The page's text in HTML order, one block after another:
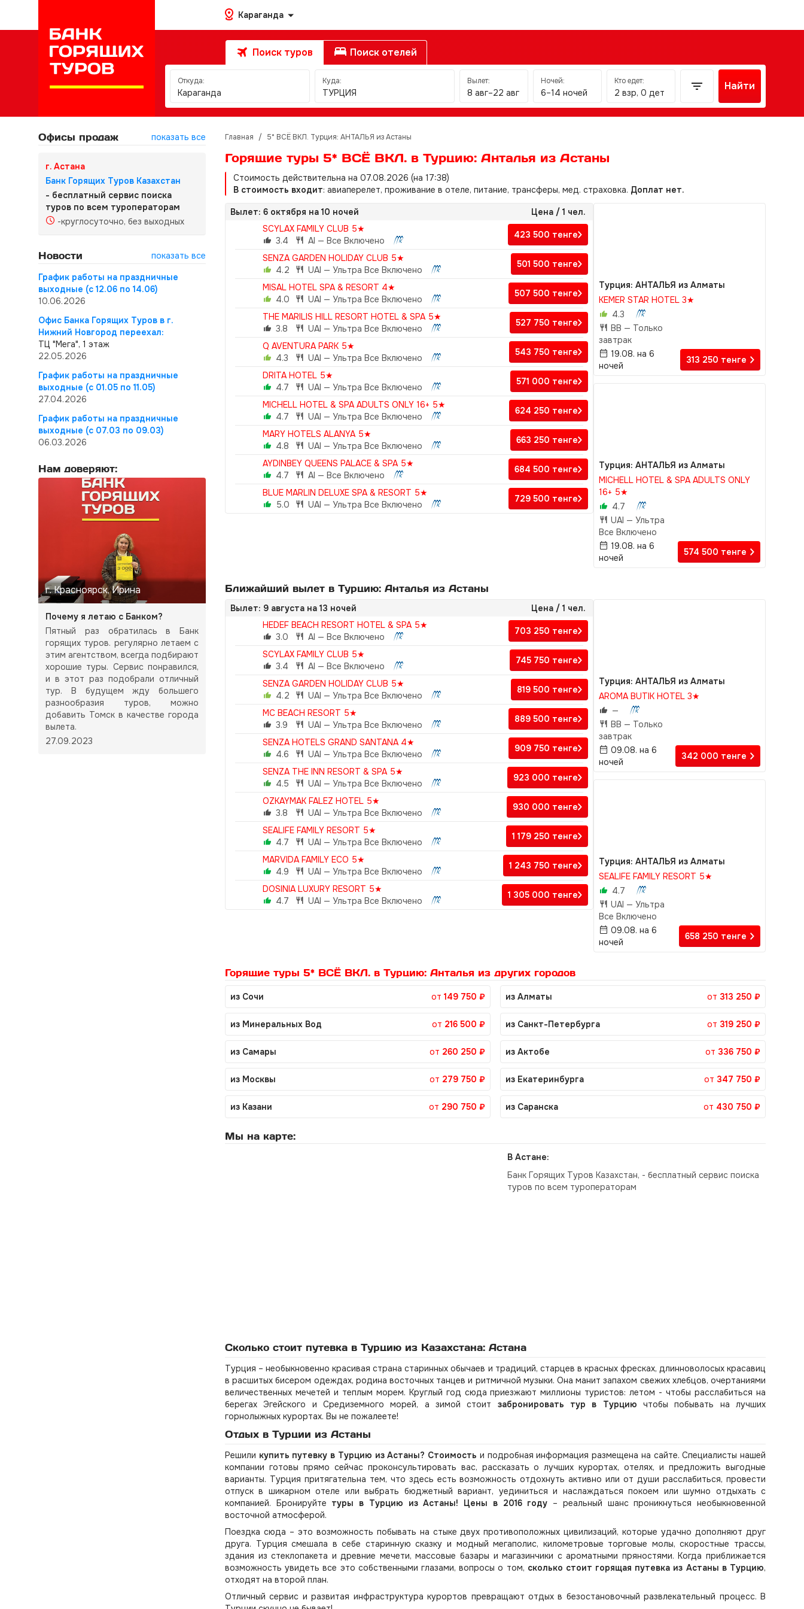
Караганда
Поиск туров Поиск отелей
Откуда:
Караганда
Куда:
ТУРЦИЯ
Вылет:
8 авг–22 авг
Ночей:
6–14 ночей
Кто едет:
2 взр, 0 дет
Найти
Офисы продаж показать все
г. Астана
Банк Горящих Туров Казахстан
- бесплатный сервис поиска
туров по всем туроператорам
-круглосуточно, без выходных
Новости
показать все
График работы на праздничные
выходные (с 12.06 по 14.06)
10.06.2026
Офис Банка Горящих Туров в г.
Нижний Новгород переехал:
ТЦ "Мега", 1 этаж
22.05.2026
График работы на праздничные
выходные (с 01.05 по 11.05)
27.04.2026
График работы на праздничные
выходные (с 07.03 по 09.03)
06.03.2026
Нам доверяют:
г. Красноярск, Ирина
Почему я летаю с Банком?
Пятный раз обратилась в Банк
горящих туров. регулярно летаем с
этим агентством, всегда подбирают
хорошие туры. Сервис понравился,
и в этот раз подобрали отличный
тур. В будущем жду большего
разнообразия туров, можно
добавить Томск в качестве города
вылета.
27.09.2023
Главная / 5* ВСЁ ВКЛ. Турция: АНТАЛЬЯ из Астаны
Горящие туры 5* ВСЁ ВКЛ. в Турцию: Анталья из Астаны
Стоимость действительна на 07.08.2026 (на 17:38)
В стоимость входит: авиаперелет, проживание в отеле, питание, трансферы, мед. страховка. Доплат нет.
Вылет: 6 октября на 10 ночей
Цена / 1 чел.
SCYLAX FAMILY CLUB 5★
3.4
AI — Все Включено
423 500 тенге
SENZA GARDEN HOLIDAY CLUB 5★
4.2
UAI — Ультра Все Включено
501 500 тенге
MISAL HOTEL SPA & RESORT 4★
4.0
UAI — Ультра Все Включено
507 500 тенге
THE MARILIS HILL RESORT HOTEL & SPA 5★
3.8
UAI — Ультра Все Включено
527 750 тенге
Q AVENTURA PARK 5★
4.3
UAI — Ультра Все Включено
543 750 тенге
DRITA HOTEL 5★
4.7
UAI — Ультра Все Включено
571 000 тенге
MICHELL HOTEL & SPA ADULTS ONLY 16+ 5★
4.7
UAI — Ультра Все Включено
624 250 тенге
MARY HOTELS ALANYA 5★
4.8
UAI — Ультра Все Включено
663 250 тенге
AYDINBEY QUEENS PALACE & SPA 5★
4.7
AI — Все Включено
684 500 тенге
BLUE MARLIN DELUXE SPA & RESORT 5★
5.0
UAI — Ультра Все Включено
729 500 тенге
Турция: АНТАЛЬЯ из Алматы
KEMER STAR HOTEL 3★
4.3
BB — Только
завтрак
19.08. на 6
ночей
313 250 тенге
Турция: АНТАЛЬЯ из Алматы
MICHELL HOTEL & SPA ADULTS ONLY
16+ 5★
4.7
UAI — Ультра
Все Включено
19.08. на 6
ночей
574 500 тенге
Ближайший вылет в Турцию: Анталья из Астаны
Вылет: 9 августа на 13 ночей
Цена / 1 чел.
HEDEF BEACH RESORT HOTEL & SPA 5★
3.0
AI — Все Включено
703 250 тенге
SCYLAX FAMILY CLUB 5★
3.4
AI — Все Включено
745 750 тенге
SENZA GARDEN HOLIDAY CLUB 5★
4.2
UAI — Ультра Все Включено
819 500 тенге
MC BEACH RESORT 5★
3.9
UAI — Ультра Все Включено
889 500 тенге
SENZA HOTELS GRAND SANTANA 4★
4.6
UAI — Ультра Все Включено
909 750 тенге
SENZA THE INN RESORT & SPA 5★
4.5
UAI — Ультра Все Включено
923 000 тенге
OZKAYMAK FALEZ HOTEL 5★
3.8
UAI — Ультра Все Включено
930 000 тенге
SEALIFE FAMILY RESORT 5★
4.7
UAI — Ультра Все Включено
1 179 250 тенге
MARVIDA FAMILY ECO 5★
4.9
UAI — Ультра Все Включено
1 243 750 тенге
DOSINIA LUXURY RESORT 5★
4.7
UAI — Ультра Все Включено
1 305 000 тенге
Турция: АНТАЛЬЯ из Алматы
AROMA BUTIK HOTEL 3★
—
BB — Только
завтрак
09.08. на 6
ночей
342 000 тенге
Турция: АНТАЛЬЯ из Алматы
SEALIFE FAMILY RESORT 5★
4.7
UAI — Ультра
Все Включено
09.08. на 6
ночей
658 250 тенге
Горящие туры 5* ВСЁ ВКЛ. в Турцию: Анталья из других городов
из Сочи от 149 750 ₽
из Минеральных Вод от 216 500 ₽
из Самары от 260 250 ₽
из Москвы от 279 750 ₽
из Казани от 290 750 ₽
из Алматы от 313 250 ₽
из Санкт-Петербурга от 319 250 ₽
из Актобе от 336 750 ₽
из Екатеринбурга от 347 750 ₽
из Саранска от 430 750 ₽
Мы на карте:
В Астане:
Банк Горящих Туров Казахстан, - бесплатный сервис поиска
туров по всем туроператорам
Сколько стоит путевка в Турцию из Казахстана: Астана
Турция – необыкновенно красивая страна старинных обычаев и традиций, старцев в красных фресках, длинноволосых красавиц
в расшитых бисером одеждах, родина восточных танцев и ритмичной музыки. Она манит запахом свежих хлебцов, очертаниями
величественных мечетей и теплым морем. Круглый год сюда приезжают миллионы туристов: летом - чтобы расслабиться на
берегах Эгейского и Средиземного морей, а зимой стоит забронировать тур в Турцию чтобы побывать на лучших
горнолыжных курортах. Вы не пожалеете!
Отдых в Турции из Астаны
Решили купить путевку в Турцию из Астаны? Стоимость и подробная информация размещена на сайте. Специалисты нашей
компании готовы прямо сейчас проконсультировать вас, рассказать о лучших курортах, отелях, и предложить выгодные
варианты. Турция притягательна тем, что здесь есть возможность отдохнуть активно или от души расслабиться, провести
отпуск в шикарном отеле или выбрать бюджетный вариант, уединиться и наслаждаться покоем или шумно отдыхать с
компанией. Бронируйте туры в Турцию из Астаны! Цены в 2016 году – реальный шанс проникнуться необыкновенной
восточной атмосферой.
Поездка сюда – это возможность побывать на стыке двух противоположных цивилизаций, которые удачно дополняют друг
друга. Турция смешала в себе старинную сказку и модный мегаполис, километровые торговые молы, скоростные трассы,
здания из стеклопакета и древние мечети, массовые базары и магазинчики с ароматными пряностями. Когда приближается
возможность увидеть все это собственными глазами, вопросы о том, сколько стоит горящая путевка из Астаны в Турцию,
отходят на второй план.
Отличный сервис и развитая инфраструктура курортов превращают отдых в безостановочный развлекательный процесс. В